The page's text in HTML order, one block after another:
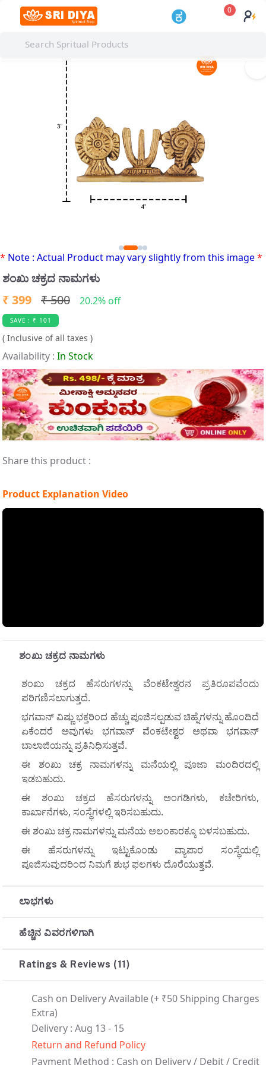
0
I
t
e
m
2
o
f
4
* Note : Actual Product may vary slightly from this image*
ಶಂಖು ಚಕ್ರದ ನಾಮಗಳು
₹ 399 ₹ 500 20.2% off
SAVE : ₹ 101
( Inclusive of all taxes )
Availability : In Stock
Share this product :
Product Explanation Video
ಶಂಖು ಚಕ್ರದ ನಾಮಗಳು
ಶಂಖು ಚಕ್ರದ ಹೆಸರುಗಳನ್ನು ವೆಂಕಟೇಶ್ವರನ ಪ್ರತಿರೂಪವೆಂದು
ಪರಿಗಣಿಸಲಾಗುತ್ತದೆ.
ಭಗವಾನ್ ವಿಷ್ಣು ಭಕ್ತರಿಂದ ಹೆಚ್ಚು ಪೂಜಿಸಲ್ಪಡುವ ಚಿಹ್ನೆಗಳನ್ನು ಹೊಂದಿದೆ
ಏಕೆಂದರೆ ಅವುಗಳು ಭಗವಾನ್ ವೆಂಕಟೇಶ್ವರ ಅಥವಾ ಭಗವಾನ್
ಬಾಲಾಜಿಯನ್ನು ಪ್ರತಿನಿಧಿಸುತ್ತವೆ.
ಈ ಶಂಖು ಚಕ್ರ ನಾಮಗಳನ್ನು ಮನೆಯಲ್ಲಿ ಪೂಜಾ ಮಂದಿರದಲ್ಲಿ
ಇಡಬಹುದು.
ಈ ಶಂಖು ಚಕ್ರದ ಹೆಸರುಗಳನ್ನು ಅಂಗಡಿಗಳು, ಕಚೇರಿಗಳು,
ಕಾರ್ಖಾನೆಗಳು, ಸಂಸ್ಥೆಗಳಲ್ಲಿ ಇರಿಸಬಹುದು.
ಈ ಶಂಖು ಚಕ್ರ ನಾಮಗಳನ್ನು ಮನೆಯ ಅಲಂಕಾರಕ್ಕೂ ಬಳಸಬಹುದು.
ಈ ಹೆಸರುಗಳನ್ನು ಇಟ್ಟುಕೊಂಡು ವ್ಯಾಪಾರ ಸಂಸ್ಥೆಯಲ್ಲಿ
ಪೂಜಿಸುವುದರಿಂದ ನಿಮಗೆ ಶುಭ ಫಲಗಳು ದೊರೆಯುತ್ತವೆ.
ಲಾಭಗಳು
ಹೆಚ್ಚಿನ ವಿವರಗಳಿಗಾಗಿ
Ratings & Reviews (11)
Cash on Delivery Available(+ ₹50 Shipping Charges
Extra)
Delivery : Aug 13 - 15
Return and Refund Policy
Payment Method : Cash on Delivery / Debit / Credit